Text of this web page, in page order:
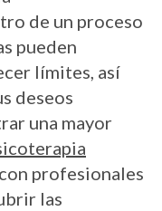
de un proceso
pueden
límites, así
deseos
una mayor
profesionales
las